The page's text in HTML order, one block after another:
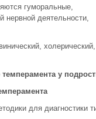
гуморальные,
нервной деятельности,
холерический,
у
для диагностики